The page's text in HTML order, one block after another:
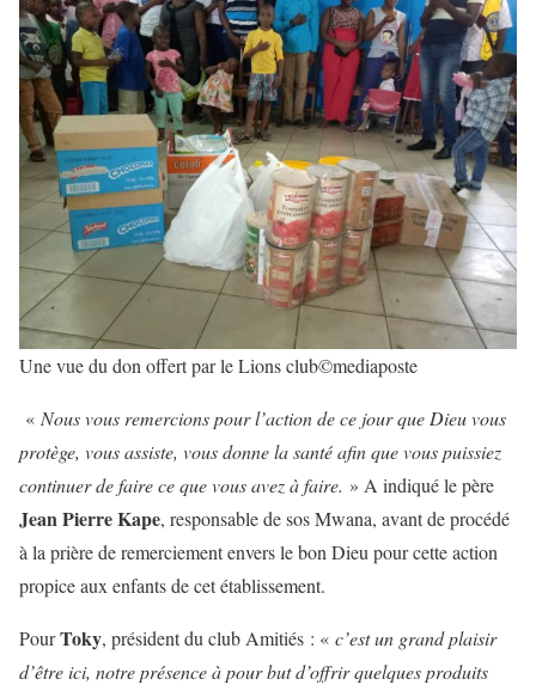
Une vue du don offert par le Lions club©mediaposte
« Nous vous remercions pour l’action de ce jour que Dieu vous
protège, vous assiste, vous donne la santé afin que vous puissiez
continuer de faire ce que vous avez à faire. » A indiqué le père
Jean Pierre Kape, responsable de sos Mwana, avant de procédé
à la prière de remerciement envers le bon Dieu pour cette action
propice aux enfants de cet établissement.
PourToky, président du club Amitiés : « c’est un grand plaisir
d’être ici, notre présence à pour but d’offrir quelques produits